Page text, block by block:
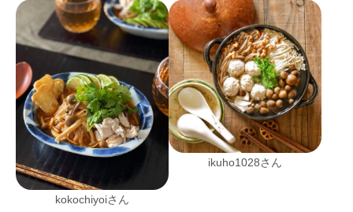
kokochiyoiさん
ikuho1028さん